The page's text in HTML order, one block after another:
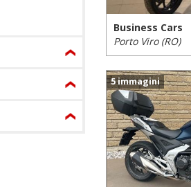
Business Cars
Porto Viro (RO)
5 immagini